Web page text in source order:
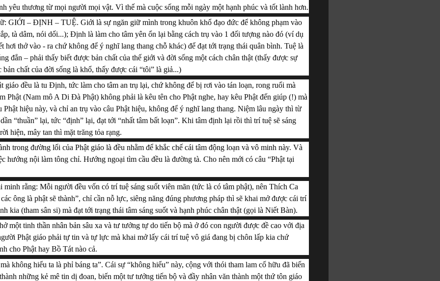
yêu thương từ mọi người mọi vật. Vì thế mà cuộc sống mỗi ngày một hạnh phúc và tốt lành hơn.
GIỚI – ĐỊNH – TUỆ. Giới là sự ngăn giữ mình trong khuôn khổ đạo đức để không phạm vào
tà dâm, nói dối...); Định là làm cho tâm yên ổn lại bằng cách trụ vào 1 đối tượng nào đó (ví dụ
hơi thở vào - ra chứ không để ý nghĩ lang thang chỗ khác) để đạt tới trạng thái quân bình. Tuệ là
đắn – phải thấy biết được bản chất của thế giới và đời sống một cách chân thật (thấy được sự
chất của đời sống là khổ, thấy được cái “tôi” là giả...)
giáo đều là tu Định, tức làm cho tâm an trụ lại, chứ không để bị rơi vào tán loạn, rong ruổi mà
Phật (Nam mô A Di Đà Phật) không phải là kêu tên cho Phật nghe, hay kêu Phật đến giúp (!) mà
Phật hiệu này, và chỉ an trụ vào câu Phật hiệu, không để ý nghĩ lang thang. Niệm lâu ngày thì từ
“thuần” lại, tức “định” lại, đạt tới “nhất tâm bất loạn”. Khi tâm định lại rồi thì trí tuệ sẽ sáng
hiện, mây tan thì mặt trăng tỏa rạng.
trong đường lối của Phật giáo là đều nhằm để khắc chế cái tâm động loạn và vô minh này. Và
hướng nội làm tông chỉ. Hướng ngoại tìm cầu đều là đường tà. Cho nên mới có câu “Phật tại
minh rằng: Mỗi người đều vốn có trí tuệ sáng suốt viên mãn (tức là có tâm phật), nên Thích Ca
ông là phật sẽ thành”, chỉ cần nỗ lực, siêng năng đúng phương pháp thì sẽ khai mở được cái trí
kia (tham sân si) mà đạt tới trạng thái tâm sáng suốt và hạnh phúc chân thật (gọi là Niết Bàn).
một tinh thần nhân bản sâu xa và tư tưởng tự do tiến bộ mà ở đó con người được đề cao với địa
Phật giáo phải tự tin và tự lực mà khai mở lấy cái trí tuệ vô giá đang bị chôn lấp kia chứ
cho Phật hay Bồ Tát nào cả.
không hiểu ta là phỉ báng ta”. Cái sự “không hiểu” này, cộng với thói tham lam cố hữu đã biến
những kẻ mê tin dị đoan, biến một tư tưởng tiến bộ và đầy nhân văn thành một thứ tôn giáo